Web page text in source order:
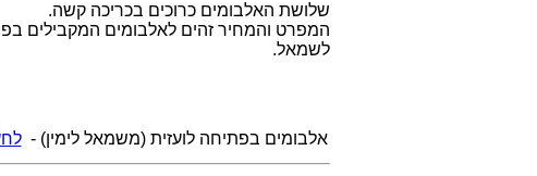
שלושת האלבומים כרוכים בכריכה קשה.
המפרט והמחיר זהים לאלבומים המקבילים
לשמאל.
אלבומים בפתיחה לועזית (משמאל לימין) -